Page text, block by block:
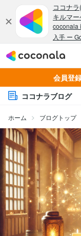
会員登
ココナラブログ
ホーム ブログトップ